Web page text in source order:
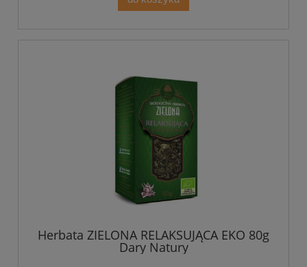
Herbata ZIELONA RELAKSUJĄCA EKO 80g
Dary Natury